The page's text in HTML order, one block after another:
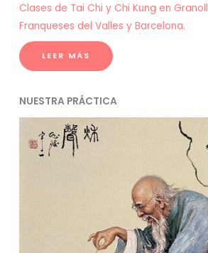
Clases de Tai Chi y Chi Kung en
Franqueses del Valles y Barcelona.
LEER MÁS
NUESTRA PRÁCTICA